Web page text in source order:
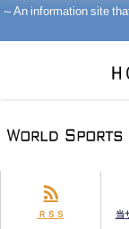
～An information site
ＲＳＳ 当